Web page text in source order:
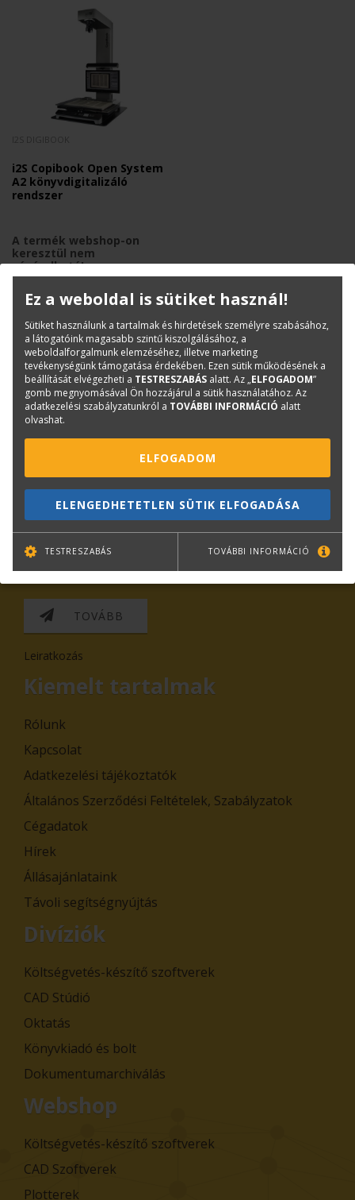
i2S Copibook Open System
A2 könyvdigitalizáló
rendszer
A termék webshop-on
keresztül nem
vásárolható!
KAPCSOLAT ONLINE SHOP RENDEZVÉNYEK
Hírlevél feliratkozás
TOVÁBB
Leiratkozás
Kiemelt tartalmak
Rólunk
Kapcsolat
Adatkezelési tájékoztatók
Általános Szerződési Feltételek, Szabályzatok
Cégadatok
Hírek
Állásajánlataink
Távoli segítségnyújtás
Divíziók
Költségvetés-készítő szoftverek
CAD Stúdió
Oktatás
Könyvkiadó és bolt
Dokumentumarchiválás
Webshop
Költségvetés-készítő szoftverek
CAD Szoftverek
Plotterek
Ez a weboldal is sütiket használ!
Sütiket használunk a tartalmak és hirdetések személyre szabásához,
a látogatóink magasabb szintű kiszolgálásához, a
weboldalforgalmunk elemzéséhez, illetve marketing
tevékenységünk támogatása érdekében. Ezen sütik működésének a
beállítását elvégezheti a TESTRESZABÁS alatt. Az „ELFOGADOM”
gomb megnyomásával Ön hozzájárul a sütik használatához. Az
adatkezelési szabályzatunkról a TOVÁBBI INFORMÁCIÓ alatt
olvashat.
ELFOGADOM
ELENGEDHETETLEN SÜTIK ELFOGADÁSA
TESTRESZABÁS TOVÁBBI INFORMÁCIÓ